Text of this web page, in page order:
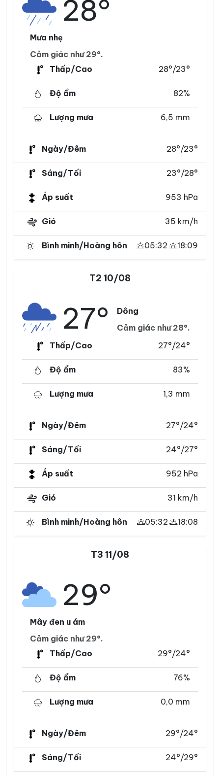
28°
Mưa nhẹ
Cảm giác như 29°.
Thấp/Cao
28°/23°
Độ ẩm 82%
Lượng mưa 6,5 mm
Ngày/Đêm 28°/23°
Sáng/Tối 23°/28°
Áp suất 953 hPa
Gió 35 km/h
Bình minh/Hoàng hôn 05:32 18:09
T2 10/08
27°
Dông
Cảm giác như 28°.
Thấp/Cao
27°/24°
Độ ẩm 83%
Lượng mưa 1,3 mm
Ngày/Đêm 27°/24°
Sáng/Tối 24°/27°
Áp suất 952 hPa
Gió 31 km/h
Bình minh/Hoàng hôn 05:32 18:08
T3 11/08
29°
Mây đen u ám
Cảm giác như 29°.
Thấp/Cao
29°/24°
Độ ẩm 76%
Lượng mưa 0,0 mm
Ngày/Đêm 29°/24°
Sáng/Tối 24°/29°